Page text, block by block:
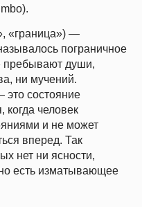
«граница») —
пограничное
пребывают души,
ни мучений.
состояние
когда человек
и не может
вперед. Так
нет ни ясности,
есть изматывающее